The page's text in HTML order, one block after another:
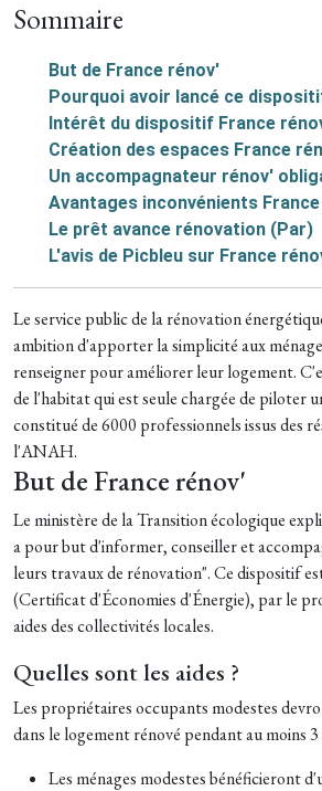
Sommaire
But de France rénov'
Pourquoi avoir lancé ce
Intérêt du dispositif France
Création des espaces France
Un accompagnateur rénov'
Avantages inconvénients
Le prêt avance rénovation (Par)
L'avis de Picbleu sur France
Le service public de la rénovation
ambition d'apporter la simplicité aux
renseigner pour améliorer leur logement.
de l'habitat qui est seule chargée de piloter
constitué de 6000 professionnels issus des
l'ANAH.
But de France rénov'
Le ministère de la Transition écologique
a pour but d'informer, conseiller et
leurs travaux de rénovation". Ce dispositif
(Certificat d'Économies d'Énergie), par le
aides des collectivités locales.
Quelles sont les aides ?
Les propriétaires occupants modestes
dans le logement rénové pendant au moins 3
Les ménages modestes bénéficieront